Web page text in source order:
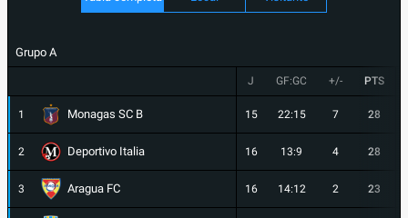
Grupo A
J GF:GC +/- PTS
1 Monagas SC B 15 22:15 7 28
2 Deportivo Italia 16 13:9 4 28
3 Aragua FC 16 14:12 2 23